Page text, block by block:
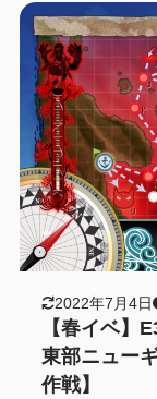
2022年7月4日
【春イベ】
東部ニュー
作戦】